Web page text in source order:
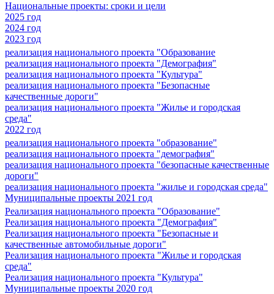
Национальные проекты: сроки и цели
2025 год
2024 год
2023 год
реализация национального проекта "Образование
реализация национального проекта "Демография"
реализация национального проекта "Культура"
реализация национального проекта "Безопасные
качественные дороги"
реализация национального проекта "Жилье и городская
среда"
2022 год
реализация национального проекта "образование"
реализация национального проекта "демография"
реализация национального проекта "безопасные качественные
дороги"
реализация национального проекта "жилье и городская среда"
Муниципальные проекты 2021 год
Реализация национального проекта "Образование"
Реализация национального проекта "Демография"
Реализация национального проекта "Безопасные и
качественные автомобильные дороги"
Реализация национального проекта "Жилье и городская
среда"
Реализация национального проекта "Культура"
Муниципальные проекты 2020 год